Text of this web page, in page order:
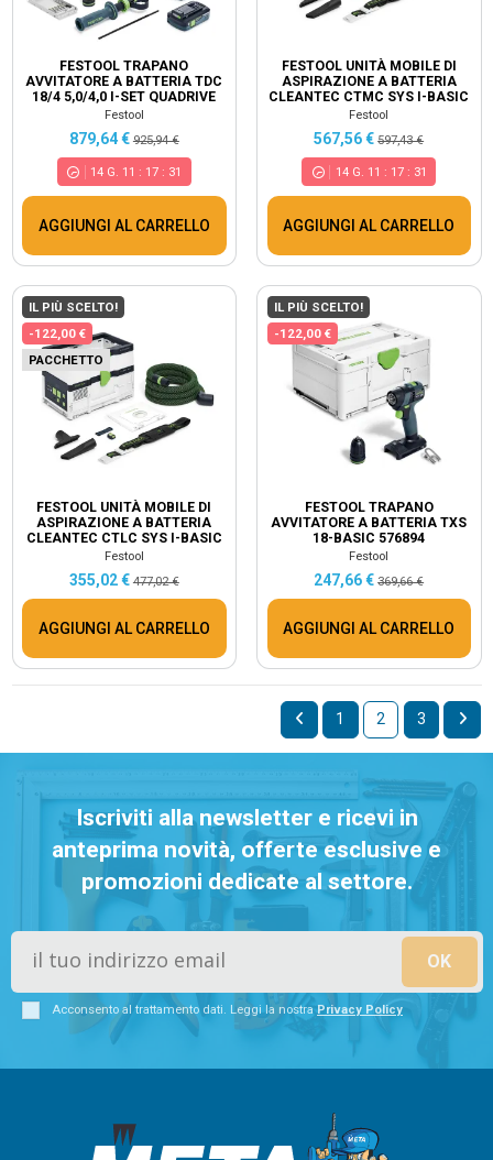
FESTOOL TRAPANO
AVVITATORE A BATTERIA TDC
18/4 5,0/4,0 I-SET QUADRIVE
577612
Festool
879,64 € 925,94 €
14 G. 11 : 17 : 30
AGGIUNGI AL CARRELLO
FESTOOL UNITÀ MOBILE DI
ASPIRAZIONE A BATTERIA
CLEANTEC CTMC SYS I-BASIC
576933
Festool
567,56 €597,43 €
14G. 11 : 17: 30
AGGIUNGI AL CARRELLO
IL PIÙ SCELTO!
-122,00 €
PACCHETTO
FESTOOL UNITÀ MOBILE DI
ASPIRAZIONE A BATTERIA
CLEANTEC CTLC SYS I-BASIC
576936
Festool
355,02 € 477,02 €
AGGIUNGI AL CARRELLO
IL PIÙ SCELTO!
-122,00 €
FESTOOL TRAPANO
AVVITATORE A BATTERIA TXS
18-BASIC 576894
Festool
247,66 €369,66 €
AGGIUNGI AL CARRELLO
1 2 3
Iscriviti alla newsletter e ricevi in
anteprima novità, offerte esclusive e
promozioni dedicate al settore.
Acconsento al trattamento dati. Leggi la nostraPrivacy Policy